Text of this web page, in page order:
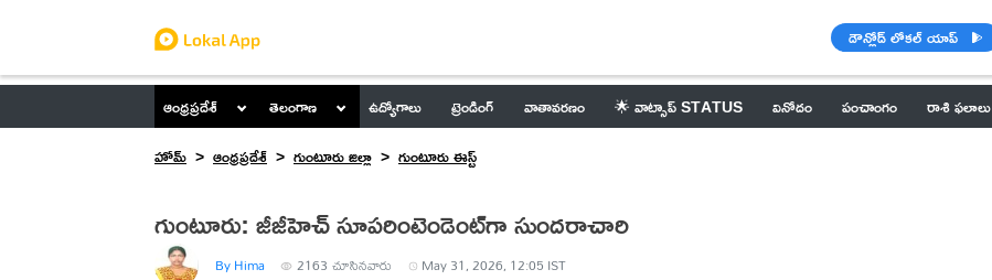
డౌన్లోడ్ లోకల్ యాప్
ఆంధ్రప్రదేశ్ తెలంగాణ ఉద్యోగాలు ట్రెండింగ్ వాతావరణం 🌟 వాట్సాప్ STATUS వినోదం పంచాంగం రాశి ఫలాలు
హోమ్
ఆంధ్రప్రదేశ్ గుంటూరు జిల్లా గుంటూరు ఈస్ట్
గుంటూరు: జీజీహెచ్ సూపరింటెండెంట్‌గా సుందరాచారి
By Hima 2163 చూసినవారు May 31, 2026, 12:05 IST